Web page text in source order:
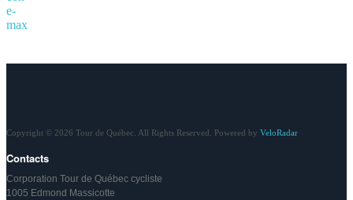
Copyright © 2026 Tour de Québec. All Rights Reserved. Powered by VeloRadar
Contacts
Corporation Tour de Québec cycliste
1005 Edmond Massicotte